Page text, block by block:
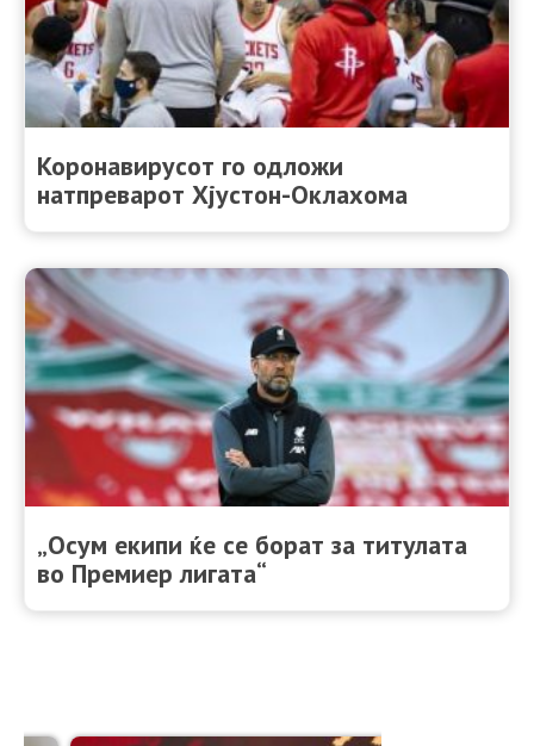
Коронавирусот го одложи
натпреварот Хјустон-Оклахома
„Осум екипи ќе се борат за титулата
во Премиер лигата“